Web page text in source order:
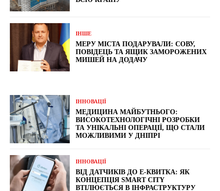
ІНШЕ
МЕРУ МІСТА ПОДАРУВАЛИ: СОВУ,
ПОВІДЕЦЬ ТА ЯЩИК ЗАМОРОЖЕНИХ
МИШЕЙ НА ДОДАЧУ
ІННОВАЦІЇ
МЕДИЦИНА МАЙБУТНЬОГО:
ВИСОКОТЕХНОЛОГІЧНІ РОЗРОБКИ
ТА УНІКАЛЬНІ ОПЕРАЦІЇ, ЩО СТАЛИ
МОЖЛИВИМИ У ДНІПРІ
ІННОВАЦІЇ
ВІД ДАТЧИКІВ ДО Е-КВИТКА: ЯК
КОНЦЕПЦІЯ SMART CITY
ВТІЛЮЄТЬСЯ В ІНФРАСТРУКТУРУ